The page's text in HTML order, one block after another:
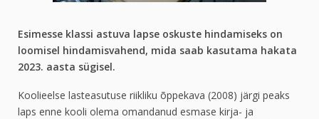
Esimesse klassi astuva lapse oskuste hindamiseks on
loomisel hindamisvahend, mida saab kasutama hakata
2023. aasta sügisel.
Koolieelse lasteasutuse riikliku õppekava (2008) järgi peaks
laps enne kooli olema omandanud esmase kirja- ja